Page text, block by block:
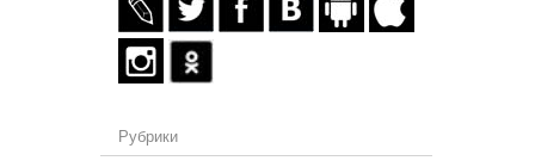
Рубрики